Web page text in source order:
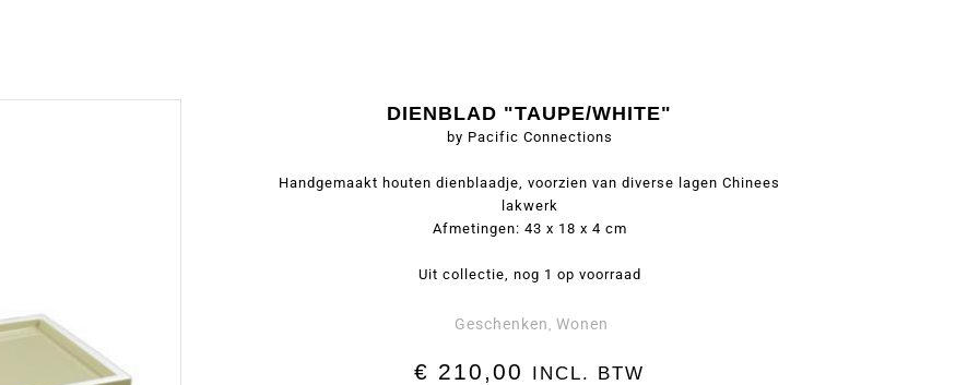
DIENBLAD "TAUPE/WHITE"
by Pacific Connections
Handgemaakt houten dienblaadje, voorzien van diverse lagen Chinees
lakwerk
Afmetingen: 43 x 18 x 4 cm
Uit collectie, nog 1 op voorraad
Geschenken , Wonen
€ 210,00 INCL. BTW